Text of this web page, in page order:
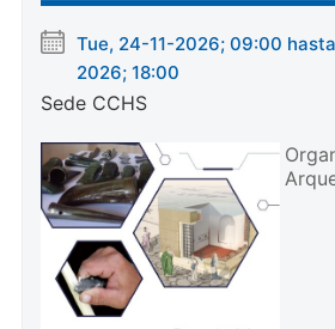
Tue, 24-11-2026; 09:00
2026; 18:00
Sede CCHS